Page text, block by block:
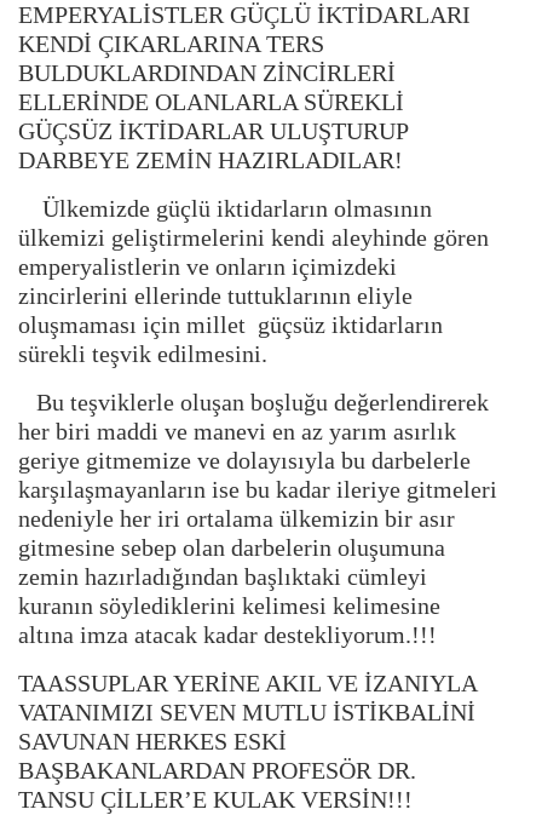
EMPERYALİSTLER GÜÇLÜ İKTİDARLARI
KENDİ ÇIKARLARINA TERS
BULDUKLARDINDAN ZİNCİRLERİ
ELLERİNDE OLANLARLA SÜREKLİ
GÜÇSÜZ İKTİDARLAR ULUŞTURUP
DARBEYE ZEMİN HAZIRLADILAR!
Ülkemizde güçlü iktidarların olmasının
ülkemizi geliştirmelerini kendi aleyhinde gören
emperyalistlerin ve onların içimizdeki
zincirlerini ellerinde tuttuklarının eliyle
oluşmaması için millet güçsüz iktidarların
sürekli teşvik edilmesini.
Bu teşviklerle oluşan boşluğu değerlendirerek
her biri maddi ve manevi en az yarım asırlık
geriye gitmemize ve dolayısıyla bu darbelerle
karşılaşmayanların ise bu kadar ileriye gitmeleri
nedeniyle her iri ortalama ülkemizin bir asır
gitmesine sebep olan darbelerin oluşumuna
zemin hazırladığından başlıktaki cümleyi
kuranın söylediklerini kelimesi kelimesine
altına imza atacak kadar destekliyorum.!!!
TAASSUPLAR YERİNE AKIL VE İZANIYLA
VATANIMIZI SEVEN MUTLU İSTİKBALİNİ
SAVUNAN HERKES ESKİ
BAŞBAKANLARDAN PROFESÖR DR.
TANSU ÇİLLER’E KULAK VERSİN!!!